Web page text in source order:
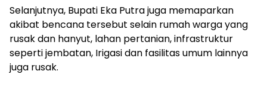
Selanjutnya, Bupati Eka Putra juga memaparkan
akibat bencana tersebut selain rumah warga yang
rusak dan hanyut, lahan pertanian, infrastruktur
seperti jembatan, Irigasi dan fasilitas umum lainnya
juga rusak.